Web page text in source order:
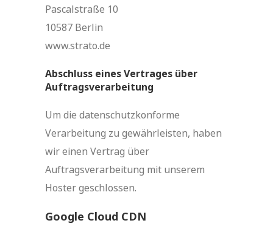
Pascalstraße 10
10587 Berlin
www.strato.de
Abschluss eines Vertrages über
Auftragsverarbeitung
Um die datenschutzkonforme
Verarbeitung zu gewährleisten, haben
wir einen Vertrag über
Auftragsverarbeitung mit unserem
Hoster geschlossen.
Google Cloud CDN